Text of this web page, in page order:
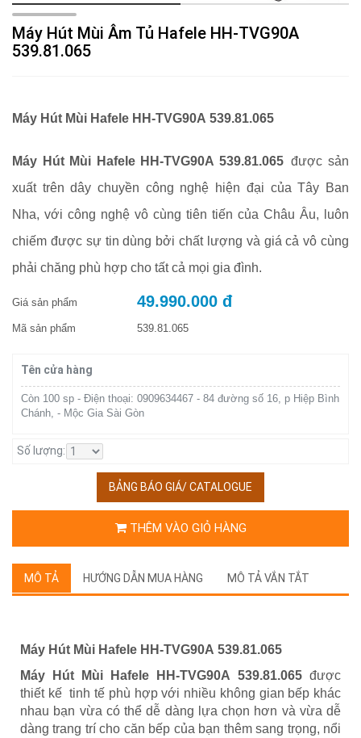
Máy Hút Mùi Âm Tủ Hafele HH-TVG90A
539.81.065
Máy Hút Mùi Hafele HH-TVG90A 539.81.065
Máy Hút Mùi Hafele HH-TVG90A 539.81.065 được sản
xuất trên dây chuyền công nghệ hiện đại của Tây Ban
Nha, với công nghệ vô cùng tiên tiến của Châu Âu, luôn
chiếm được sự tin dùng bởi chất lượng và giá cả vô cùng
phải chăng phù hợp cho tất cả mọi gia đình.
Giá sản phẩm 49.990.000 đ
Mã sản phẩm 539.81.065
Tên cửa hàng
Còn 100 sp - Điện thoại: 0909634467 - 84 đường số 16, p Hiệp Bình
Chánh, - Mộc Gia Sài Gòn
Số lượng:
BẢNG BÁO GIÁ/ CATALOGUE
THÊM VÀO GIỎ HÀNG
MÔ TẢ HƯỚNG DẪN MUA HÀNG MÔ TẢ VẮN TẮT
Máy Hút Mùi Hafele HH-TVG90A 539.81.065
Máy Hút Mùi Hafele HH-TVG90A 539.81.065 được
thiết kế tinh tế phù hợp với nhiều không gian bếp khác
nhau bạn vừa có thể dễ dàng lựa chọn hơn và vừa dễ
dàng trang trí cho căn bếp của bạn thêm sang trọng, nổi